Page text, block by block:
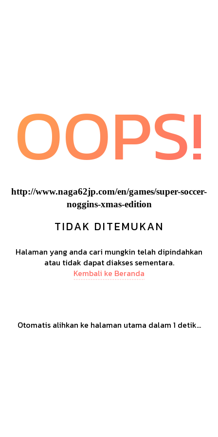
OOPS!
http://www.naga62jp.com/en/games/super-soccer-
noggins-xmas-edition
TIDAK DITEMUKAN
Halaman yang anda cari mungkin telah dipindahkan
atau tidak dapat diakses sementara.
Kembali ke Beranda
Otomatis alihkan ke halaman utama dalam 1 detik...